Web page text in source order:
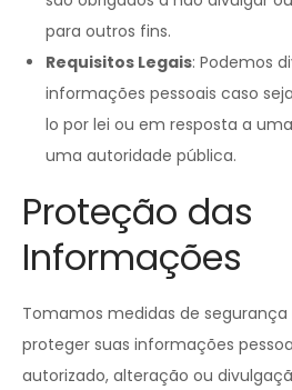
para outros fins.
Requisitos Legais: Podemos
informações pessoais caso
lo por lei ou em resposta a
uma autoridade pública.
Proteção das
Informações
Tomamos medidas de segurança
proteger suas informações
autorizado, alteração ou